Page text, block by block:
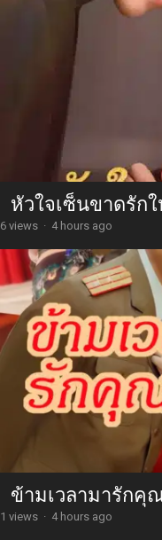
หัวใจเซ็นขาดรัก
6 views · 4 hours ago
ข้ามเวลามารักคุ
1 views · 4 hours ago